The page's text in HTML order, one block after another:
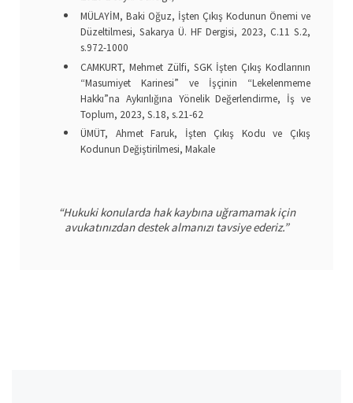
MÜLAYİM, Baki Oğuz, İşten Çıkış Kodunun Önemi ve
Düzeltilmesi, Sakarya Ü. HF Dergisi, 2023, C.11 S.2,
s.972-1000
CAMKURT, Mehmet Zülfi, SGK İşten Çıkış Kodlarının
“Masumiyet Karinesi” ve İşçinin “Lekelenmeme
Hakkı”na Aykırılığına Yönelik Değerlendirme, İş ve
Toplum, 2023, S.18, s.21-62
ÜMÜT, Ahmet Faruk, İşten Çıkış Kodu ve Çıkış
Kodunun Değiştirilmesi, Makale
“Hukuki konularda hak kaybına uğramamak için
avukatınızdan destek almanızı tavsiye ederiz.”